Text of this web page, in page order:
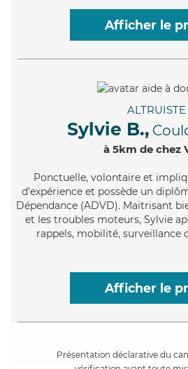
Afficher le
ALTRUISTE
Sylvie B.,
à 5km de chez
Ponctuelle, volontaire et
d'expérience et possède un
Dépendance (ADVD). Maitrisant
et les troubles moteurs, Sylvie
rappels, mobilité, surveillance
Afficher le
Présentation déclarative du